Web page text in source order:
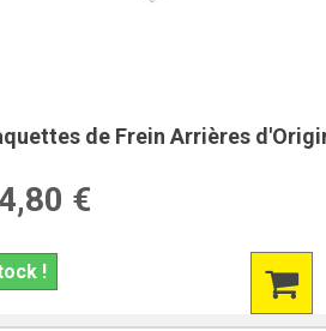
de Frein Arrières
€
!